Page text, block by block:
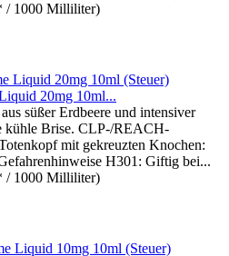
/ 1000 Milliliter)
20mg 10ml...
süßer Erdbeere und intensiver
kühle Brise. CLP-/REACH-
mit gekreuzten Knochen:
H301: Giftig bei...
/ 1000 Milliliter)